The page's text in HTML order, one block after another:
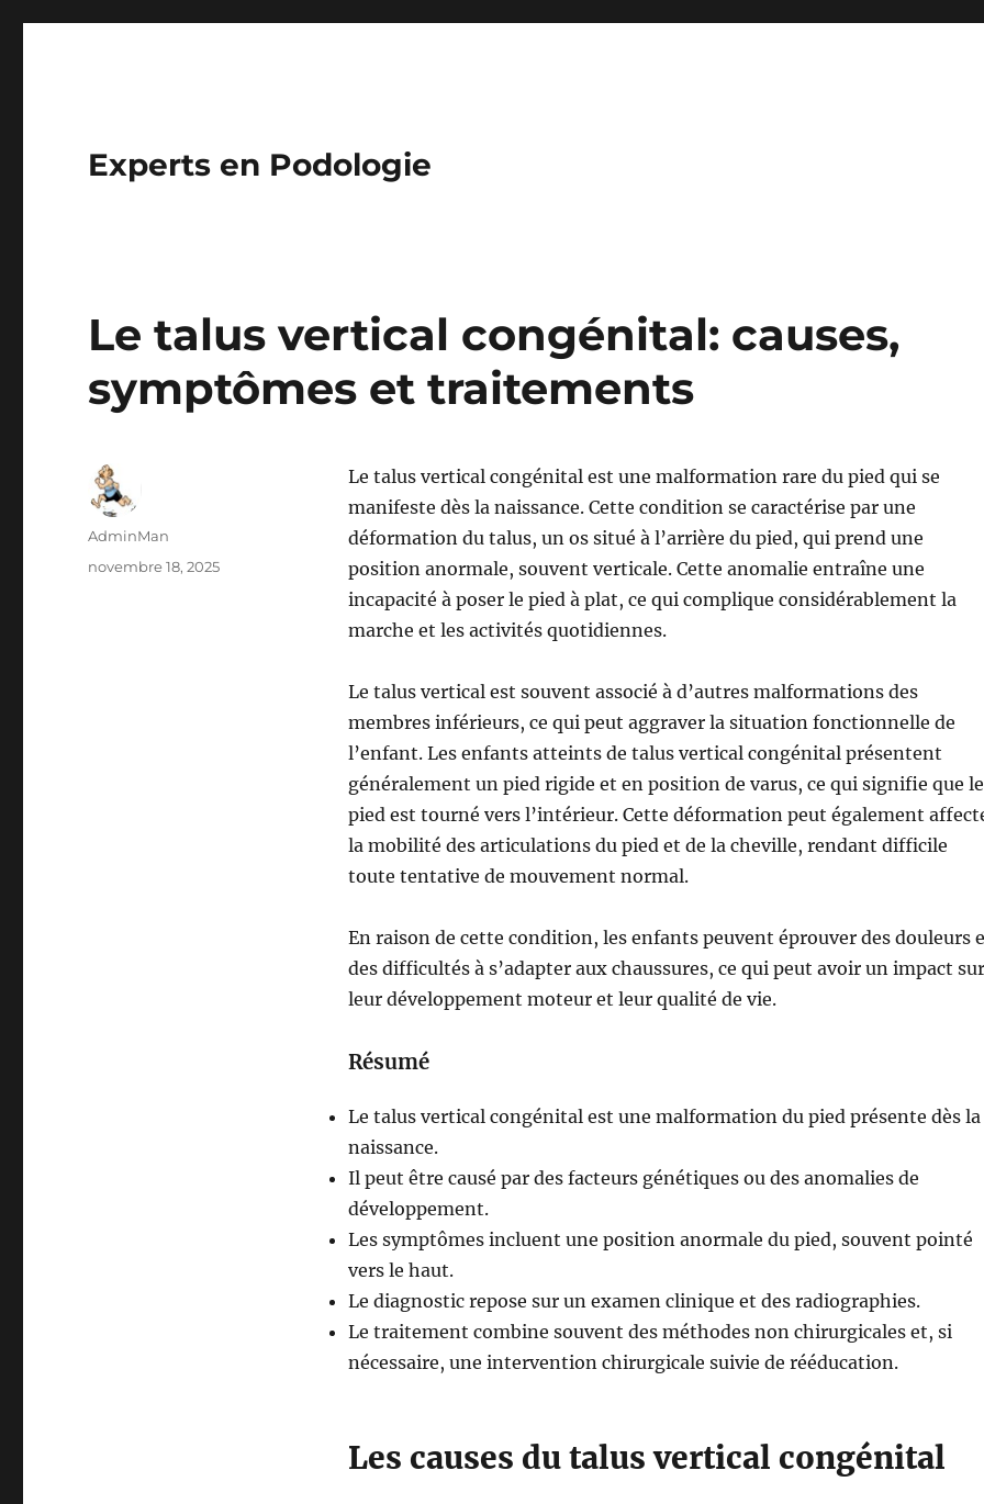
Experts en Podologie
Le talus vertical congénital: causes,
symptômes et traitements
Le talus vertical congénital est une malformation rare du pied qui se
manifeste dès la naissance. Cette condition se caractérise par une
déformation du talus, un os situé à l’arrière du pied, qui prend une
position anormale, souvent verticale. Cette anomalie entraîne une
incapacité à poser le pied à plat, ce qui complique considérablement la
marche et les activités quotidiennes.
Le talus vertical est souvent associé à d’autres malformations des
membres inférieurs, ce qui peut aggraver la situation fonctionnelle de
l’enfant. Les enfants atteints de talus vertical congénital présentent
généralement un pied rigide et en position de varus, ce qui signifie que le
pied est tourné vers l’intérieur. Cette déformation peut également
la mobilité des articulations du pied et de la cheville, rendant difficile
toute tentative de mouvement normal.
En raison de cette condition, les enfants peuvent éprouver des douleurs
des difficultés à s’adapter aux chaussures, ce qui peut avoir un impact sur
leur développement moteur et leur qualité de vie.
Résumé
Le talus vertical congénital est une malformation du pied présente dès la
naissance.
Il peut être causé par des facteurs génétiques ou des anomalies de
développement.
Les symptômes incluent une position anormale du pied, souvent pointé
vers le haut.
Le diagnostic repose sur un examen clinique et des radiographies.
Le traitement combine souvent des méthodes non chirurgicales et, si
nécessaire, une intervention chirurgicale suivie de rééducation.
Les causes du talus vertical congénital
Auteur
AdminMan
Publié
novembre 18, 2025